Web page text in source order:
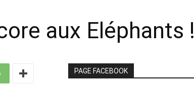
aux Eléphants !
PAGE FACEBOOK